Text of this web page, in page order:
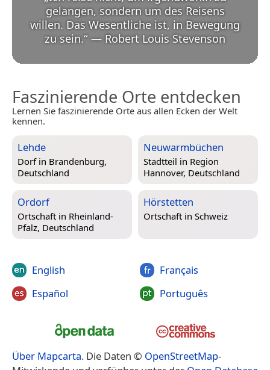
gelangen, sondern um des Reisens
willen. Das Wesentliche ist, in Bewegung
zu sein.“ — Robert Louis Stevenson
Faszinierende Orte entdecken
Lernen Sie faszinierende Orte aus allen Ecken der Welt
kennen.
Lehde
Dorf in Brandenburg,
Deutschland
Neuwarmbüchen
Stadtteil in Region
Hannover, Deutschland
Ordorf
Ortschaft in Rheinland-
Pfalz, Deutschland
Hörstetten
Ortschaft in Schweiz
English
Español
Français
Português
Über Mapcarta. Die Daten © OpenStreetMap-